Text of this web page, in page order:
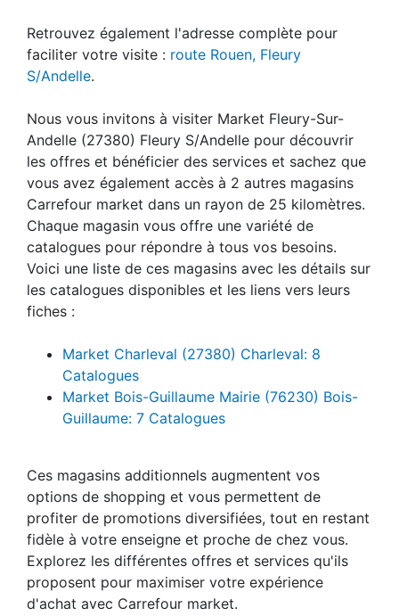
Retrouvez également l'adresse complète pour
faciliter votre visite : route Rouen, Fleury
S/Andelle.
Nous vous invitons à visiter Market Fleury-Sur-
Andelle (27380) Fleury S/Andelle pour découvrir
les offres et bénéficier des services et sachez que
vous avez également accès à 2 autres magasins
Carrefour market dans un rayon de 25 kilomètres.
Chaque magasin vous offre une variété de
catalogues pour répondre à tous vos besoins.
Voici une liste de ces magasins avec les détails sur
les catalogues disponibles et les liens vers leurs
fiches :
Market Charleval (27380) Charleval: 8
Catalogues
Market Bois-Guillaume Mairie (76230) Bois-
Guillaume: 7 Catalogues
Ces magasins additionnels augmentent vos
options de shopping et vous permettent de
profiter de promotions diversifiées, tout en restant
fidèle à votre enseigne et proche de chez vous.
Explorez les différentes offres et services qu'ils
proposent pour maximiser votre expérience
d'achat avec Carrefour market.